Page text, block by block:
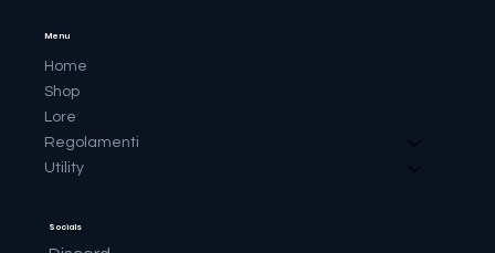
Menu
Home
Shop
Lore
Regolamenti
Utility
Socials